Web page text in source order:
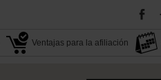
Ventajas para la afiliación